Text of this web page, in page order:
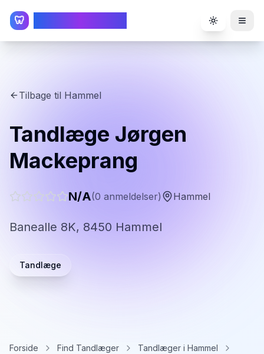
🦷 Toggle
Tilbage til Hammel
Tandlæge Jørgen
Mackeprang
N/A(0 anmeldelser) Hammel
Banealle 8K, 8450 Hammel
Tandlæge
Forside Find Tandlæger
Tandlæger i Hammel